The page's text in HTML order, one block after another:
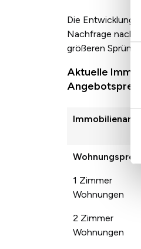
Die Entwicklung
Nachfrage nach
größeren
Aktuelle
Immobilienart
Wohnungspreise
1 Zimmer
Wohnungen
2 Zimmer
Wohnungen